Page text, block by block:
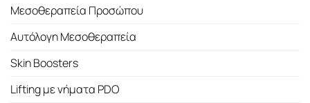
Μεσοθεραπεία Προσώπου
Αυτόλογη Μεσοθεραπεία
Skin Boosters
Lifting με νήματα PDO